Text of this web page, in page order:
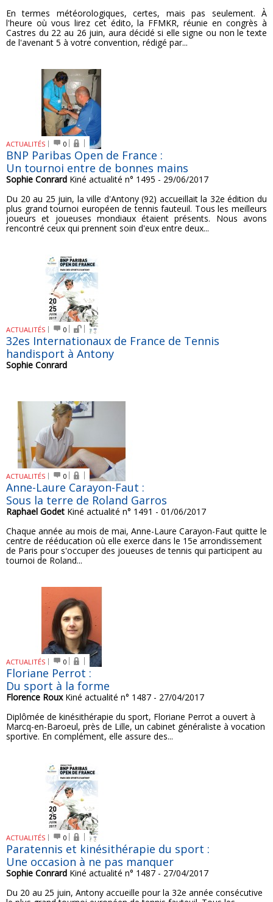
En termes météorologiques, certes, mais pas seulement. À
l'heure où vous lirez cet édito, la FFMKR, réunie en congrès à
Castres du 22 au 26 juin, aura décidé si elle signe ou non le texte
de l'avenant 5 à votre convention, rédigé par...
ACTUALITÉS 0
BNP Paribas Open de France :
Un tournoi entre de bonnes mains
Sophie Conrard Kiné actualité n° 1495 - 29/06/2017
Du 20 au 25 juin, la ville d'Antony (92) accueillait la 32e édition du
plus grand tournoi européen de tennis fauteuil. Tous les meilleurs
joueurs et joueuses mondiaux étaient présents. Nous avons
rencontré ceux qui prennent soin d'eux entre deux...
ACTUALITÉS 0
32es Internationaux de France de Tennis
handisport à Antony
Sophie Conrard
ACTUALITÉS 0
Anne-Laure Carayon-Faut :
Sous la terre de Roland Garros
Raphael Godet Kiné actualité n° 1491 - 01/06/2017
Chaque année au mois de mai, Anne-Laure Carayon-Faut quitte le
centre de rééducation où elle exerce dans le 15e arrondissement
de Paris pour s'occuper des joueuses de tennis qui participent au
tournoi de Roland...
ACTUALITÉS 0
Floriane Perrot :
Du sport à la forme
Florence RouxKiné actualité n° 1487 - 27/04/2017
Diplômée de kinésithérapie du sport, Floriane Perrot a ouvert à
Marcq-en-Baroeul, près de Lille, un cabinet généraliste à vocation
sportive. En complément, elle assure des...
ACTUALITÉS 0
Paratennis et kinésithérapie du sport :
Une occasion à ne pas manquer
Sophie Conrard Kiné actualité n° 1487 - 27/04/2017
Du 20 au 25 juin, Antony accueille pour la 32e année consécutive